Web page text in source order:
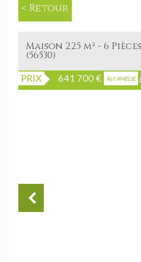
< Retour
Maison 225 m² - 6
(56530)
PRIX 641 700€ Ref AMELIE
Bien vendu